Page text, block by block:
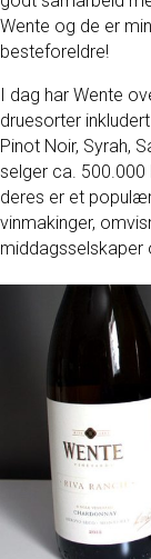
Wente og de er
besteforeldre!
I dag har Wente
druesorter
Pinot Noir, Syrah,
selger ca. 500.000
deres er et
vinmakinger,
middagsselskaper